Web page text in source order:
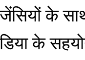
के
के